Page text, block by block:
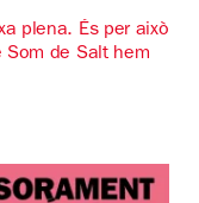
plena. És per això
de Salt hem